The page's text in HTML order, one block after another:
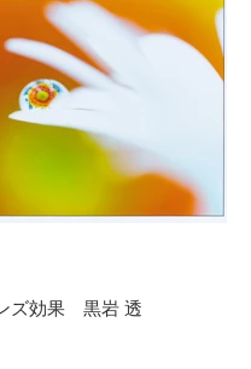
レンズ効果 黒岩 透